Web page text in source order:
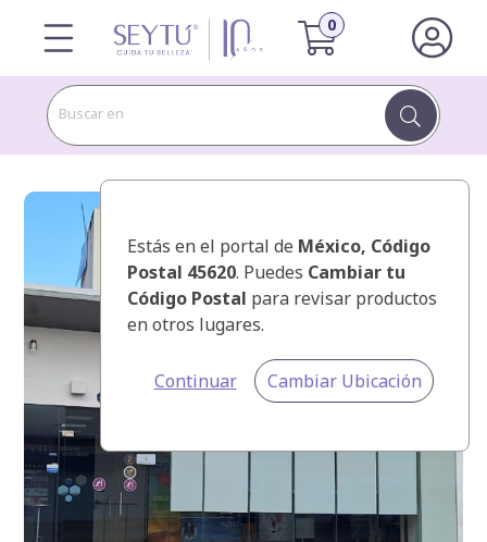
Buscar en
Estás en el portal de México, Código
Postal 45620. Puedes Cambiar tu
Código Postal para revisar productos
en otros lugares.
Continuar Cambiar Ubicación